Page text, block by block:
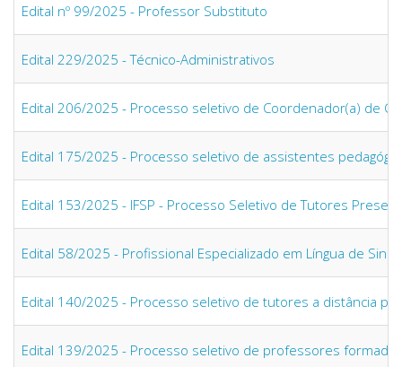
Edital nº 99/2025 - Professor Substituto
Edital 229/2025 - Técnico-Administrativos
Edital 206/2025 - Processo seletivo de Coordenador(a) de
Edital 175/2025 - Processo seletivo de assistentes
Edital 153/2025 - IFSP - Processo Seletivo de Tutores
Edital 58/2025 - Profissional Especializado em Língua de
Edital 140/2025 - Processo seletivo de tutores a distância
Edital 139/2025 - Processo seletivo de professores